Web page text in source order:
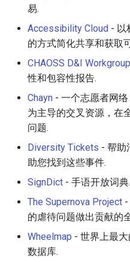
易.
Accessibility Cloud - 以
的方式简化共享和获取
CHAOSS D&I Workgroup
性和包容性报告.
Chayn - 一个志愿者网
为主导的交叉资源，在
问题.
Diversity Tickets - 帮助
助您找到这些事件.
SignDict - 手语开放词典.
The Supernova Project
的虐待问题做出贡献的
Wheelmap - 世界上最
数据库.